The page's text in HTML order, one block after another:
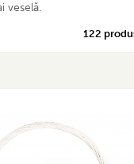
veselă.
122